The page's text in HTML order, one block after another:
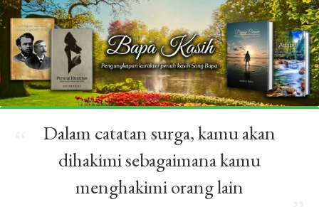
Dalam catatan surga, kamu akan
dihakimi sebagaimana kamu
menghakimi orang lain